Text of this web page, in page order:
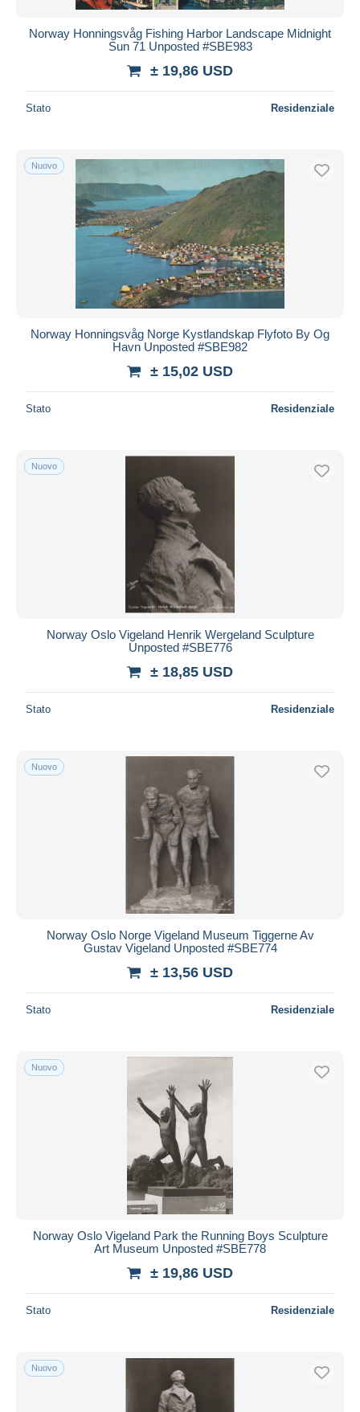
Norway Honningsvåg Fishing Harbor Landscape Midnight
Sun 71 Unposted #SBE983
± 19,86 USD
Stato Residenziale
Nuovo
Norway Honningsvåg Norge Kystlandskap Flyfoto By Og
Havn Unposted #SBE982
± 15,02 USD
Stato Residenziale
Nuovo
Norway Oslo Vigeland Henrik Wergeland Sculpture
Unposted #SBE776
± 18,85 USD
Stato Residenziale
Nuovo
Norway Oslo Norge Vigeland Museum Tiggerne Av
Gustav Vigeland Unposted #SBE774
± 13,56 USD
Stato Residenziale
Nuovo
Norway Oslo Vigeland Park the Running Boys Sculpture
Art Museum Unposted #SBE778
± 19,86 USD
Stato Residenziale
Nuovo